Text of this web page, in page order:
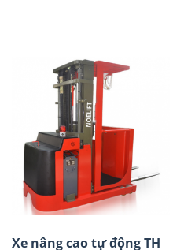
Xe nâng cao tự động TH